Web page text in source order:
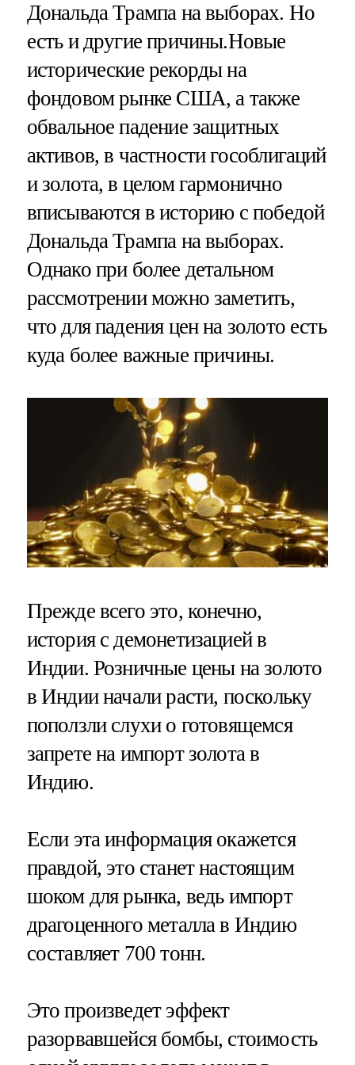
Дональда Трампа на выборах. Но
есть и другие причины.Новые
исторические рекорды на
фондовом рынке США, а также
обвальное падение защитных
активов, в частности гособлигаций
и золота, в целом гармонично
вписываются в историю с победой
Дональда Трампа на выборах.
Однако при более детальном
рассмотрении можно заметить,
что для падения цен на золото есть
куда более важные причины.
Прежде всего это, конечно,
история с демонетизацией в
Индии. Розничные цены на золото
в Индии начали расти, поскольку
поползли слухи о готовящемся
запрете на импорт золота в
Индию.
Если эта информация окажется
правдой, это станет настоящим
шоком для рынка, ведь импорт
драгоценного металла в Индию
составляет 700 тонн.
Это произведет эффект
разорвавшейся бомбы, стоимость